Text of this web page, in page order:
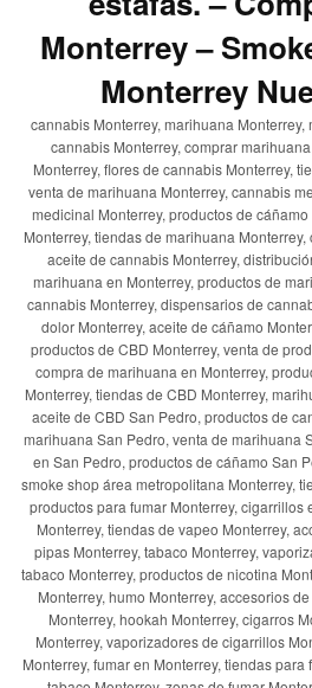
Monterrey –
Monterrey
cannabis Monterrey, marihuana Monterrey,
cannabis Monterrey, comprar
Monterrey, flores de cannabis Monterrey,
venta de marihuana Monterrey, cannabis
medicinal Monterrey, productos de
Monterrey, tiendas de marihuana
aceite de cannabis Monterrey,
marihuana en Monterrey, productos de
cannabis Monterrey, dispensarios de
dolor Monterrey, aceite de cáñamo
productos de CBD Monterrey, venta de
compra de marihuana en Monterrey,
Monterrey, tiendas de CBD Monterrey,
aceite de CBD San Pedro, productos de
marihuana San Pedro, venta de marihuana
en San Pedro, productos de cáñamo San
smoke shop área metropolitana Monterrey,
productos para fumar Monterrey, cigarrillos
Monterrey, tiendas de vapeo Monterrey,
pipas Monterrey, tabaco Monterrey,
tabaco Monterrey, productos de nicotina
Monterrey, humo Monterrey, accesorios
Monterrey, hookah Monterrey, cigarros
Monterrey, vaporizadores de cigarrillos
Monterrey, fumar en Monterrey, tiendas